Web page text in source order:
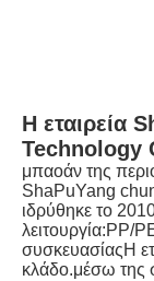
Η εταιρεία
Technology
μπαοάν της
ShaPuYang
ιδρύθηκε το
λειτουργία:PP/
συσκευασίαςΗ
κλάδο.μέσω της